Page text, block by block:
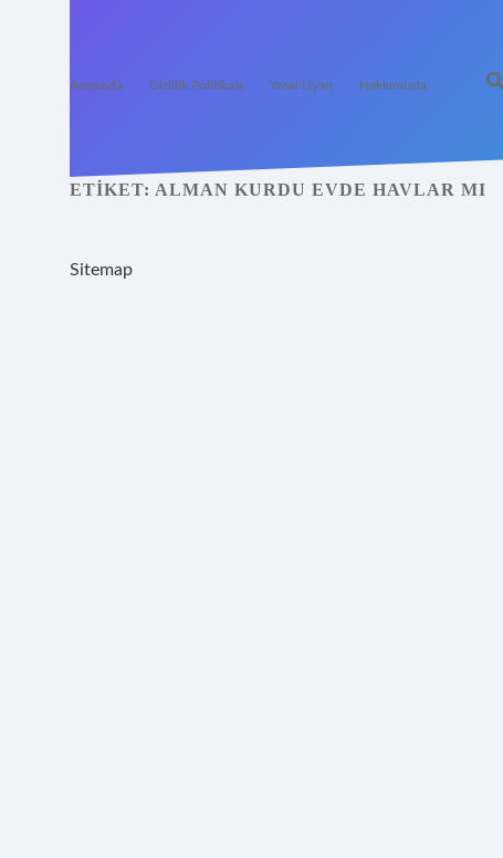
Anasayfa Gizlilik Politikası Yasal Uyarı Hakkımızda
ETIKET: ALMAN KURDU EVDE HAVLAR MI
Sitemap